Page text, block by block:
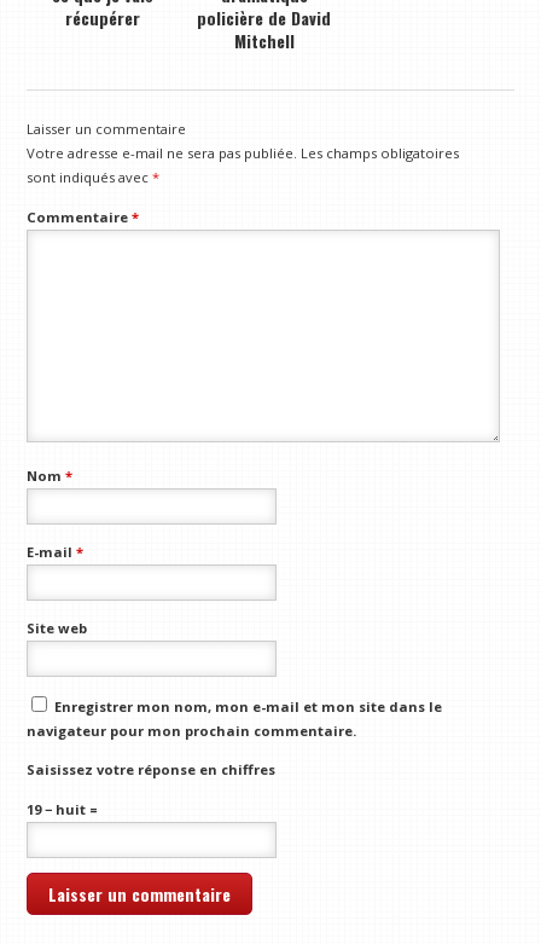
récupérer
policière de David
Mitchell
Laisser un commentaire
Votre adresse e-mail ne sera pas publiée. Les champs obligatoires
sont indiqués avec*
Commentaire*
Nom*
E-mail*
Site web
Enregistrer mon nom, mon e-mail et mon site dans le
navigateur pour mon prochain commentaire.
Saisissez votre réponse en chiffres
19 − huit =